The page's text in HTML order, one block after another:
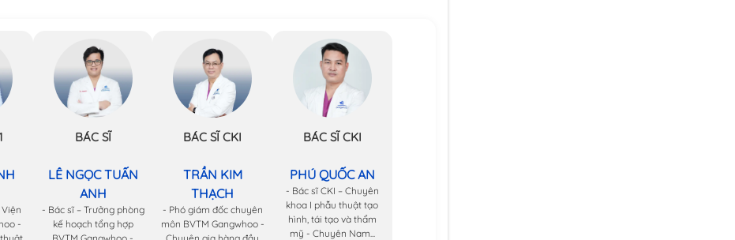
-
BÁC SĨ
LÊ NGỌC TUẤN
ANH
- Bác sĩ – Trưởng phòng
kế hoạch tổng hợp
BÁC SĨ CKI
TRẦN KIM
THẠCH
- Phó giám đốc chuyên
môn BVTM Gangwhoo -
BÁC SĨ CKI
PHÚ QUỐC AN
- Bác sĩ CKI – Chuyên
khoa I phẫu thuật tạo
hình, tái tạo và thẩm
mỹ - Chuyên Nam...